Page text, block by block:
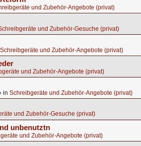
und Zubehör-Angebote (privat)
und Zubehör-Gesuche (privat)
Schreibgeräte und Zubehör-Angebote (privat)
und Zubehör-Angebote (privat)
in Schreibgeräte und Zubehör-Angebote (privat)
und Zubehör-Gesuche (privat)
unbenutztn
und Zubehör-Angebote (privat)